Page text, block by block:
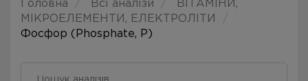
Головна Всі аналізи
ВІТАМІНИ,
МІКРОЕЛЕМЕНТИ, ЕЛЕКТРОЛІТИ
Фосфор (Phosphate, P)